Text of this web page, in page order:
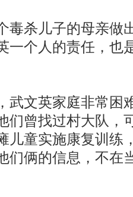
杀儿子的母亲做
一个人的责任，也
文英家庭非常困
们曾找过村大队，
儿童实施康复训练
们俩的信息，不在